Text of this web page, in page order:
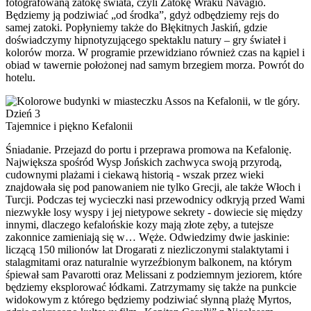
fotografowaną zatokę świata, czyli Zatokę Wraku Navagio.
Będziemy ją podziwiać „od środka”, gdyż odbędziemy rejs do
samej zatoki. Popłyniemy także do Błękitnych Jaskiń, gdzie
doświadczymy hipnotyzującego spektaklu natury – gry świateł i
kolorów morza. W programie przewidziano również czas na kąpiel i
obiad w tawernie położonej nad samym brzegiem morza. Powrót do
hotelu.
Dzień 3
Tajemnice i piękno Kefalonii
Śniadanie. Przejazd do portu i przeprawa promowa na Kefalonię.
Największa spośród Wysp Jońskich zachwyca swoją przyrodą,
cudownymi plażami i ciekawą historią - wszak przez wieki
znajdowała się pod panowaniem nie tylko Grecji, ale także Włoch i
Turcji. Podczas tej wycieczki nasi przewodnicy odkryją przed Wami
niezwykłe losy wyspy i jej nietypowe sekrety - dowiecie się między
innymi, dlaczego kefalońskie kozy mają złote zęby, a tutejsze
zakonnice zamieniają się w… Węże. Odwiedzimy dwie jaskinie:
liczącą 150 milionów lat Drogarati z niezliczonymi stalaktytami i
stalagmitami oraz naturalnie wyrzeźbionym balkonem, na którym
śpiewał sam Pavarotti oraz Melissani z podziemnym jeziorem, które
będziemy eksplorować łódkami. Zatrzymamy się także na punkcie
widokowym z którego będziemy podziwiać słynną plażę Myrtos,